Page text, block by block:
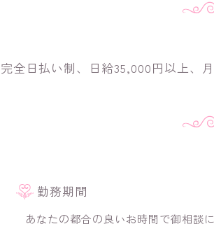
完全日払い制、日給35,000円以上、
勤務期間
あなたの都合の良いお時間で御相談に